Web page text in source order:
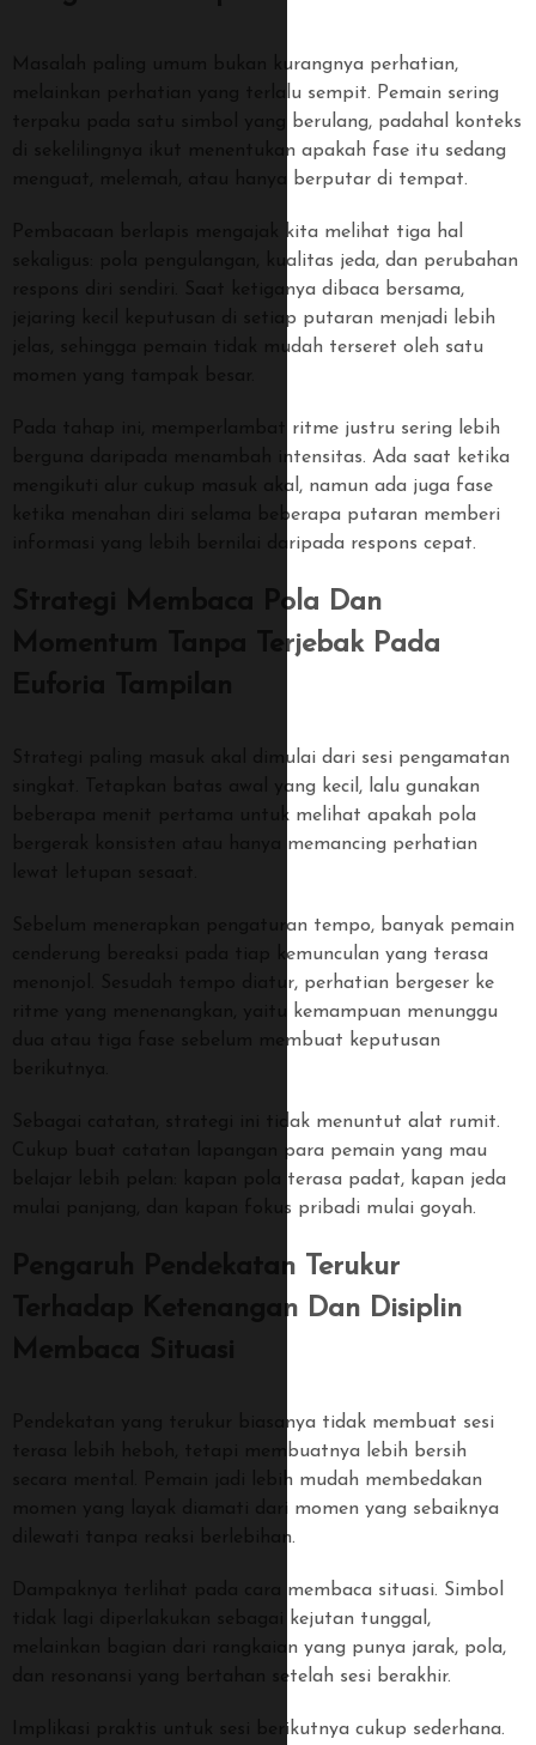
Masalah paling umum bukan kurangnya perhatian,
melainkan perhatian yang terlalu sempit. Pemain sering
terpaku pada satu simbol yang berulang, padahal konteks
di sekelilingnya ikut menentukan apakah fase itu sedang
menguat, melemah, atau hanya berputar di tempat.
Pembacaan berlapis mengajak kita melihat tiga hal
sekaligus: pola pengulangan, kualitas jeda, dan perubahan
respons diri sendiri. Saat ketiganya dibaca bersama,
jejaring kecil keputusan di setiap putaran menjadi lebih
jelas, sehingga pemain tidak mudah terseret oleh satu
Pada tahap ini, memperlambat ritme justru sering lebih
berguna daripada menambah intensitas. Ada saat ketika
mengikuti alur cukup masuk akal, namun ada juga fase
ketika menahan diri selama beberapa putaran memberi
informasi yang lebih bernilai daripada respons cepat.
Strategi Membaca Pola Dan
Momentum Tanpa Terjebak Pada
Strategi paling masuk akal dimulai dari sesi pengamatan
singkat. Tetapkan batas awal yang kecil, lalu gunakan
beberapa menit pertama untuk melihat apakah pola
bergerak konsisten atau hanya memancing perhatian
Sebelum menerapkan pengaturan tempo, banyak pemain
cenderung bereaksi pada tiap kemunculan yang terasa
menonjol. Sesudah tempo diatur, perhatian bergeser ke
ritme yang menenangkan, yaitu kemampuan menunggu
dua atau tiga fase sebelum membuat keputusan
Sebagai catatan, strategi ini tidak menuntut alat rumit.
Cukup buat catatan lapangan para pemain yang mau
belajar lebih pelan: kapan pola terasa padat, kapan jeda
mulai panjang, dan kapan fokus pribadi mulai goyah.
Pengaruh Pendekatan Terukur
Terhadap Ketenangan Dan Disiplin
Pendekatan yang terukur biasanya tidak membuat sesi
terasa lebih heboh, tetapi membuatnya lebih bersih
secara mental. Pemain jadi lebih mudah membedakan
momen yang layak diamati dari momen yang sebaiknya
dilewati tanpa reaksi berlebihan.
Dampaknya terlihat pada cara membaca situasi. Simbol
tidak lagi diperlakukan sebagai kejutan tunggal,
melainkan bagian dari rangkaian yang punya jarak, pola,
dan resonansi yang bertahan setelah sesi berakhir.
Implikasi praktis untuk sesi berikutnya cukup sederhana.